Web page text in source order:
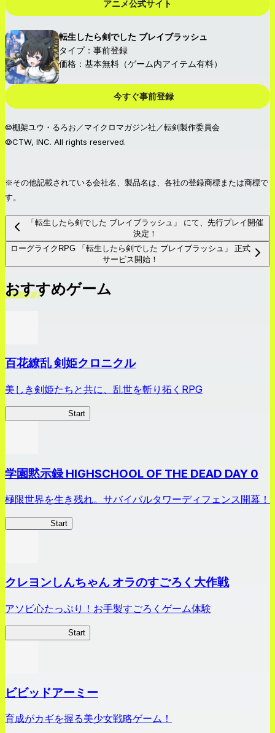
アニメ公式サイト
転生したら剣でした ブレイブラッシュ
タイプ：事前登録
価格：基本無料（ゲーム内アイテム有料）
今すぐ事前登録
©棚架ユウ・るろお／マイクロマガジン社／転剣製作委員会
©CTW, INC. All rights reserved.
※その他記載されている会社名、製品名は、各社の登録商標または商標で
す。
「転生したら剣でした ブレイブラッシュ」 にて、先行プレイ開催
決定！
ローグライクRPG 「転生したら剣でした ブレイブラッシュ」 正式
サービス開始！
おすすめゲーム
百花繚乱 剣姫クロニクル
美しき剣姫たちと共に、乱世を斬り拓くRPG
Start
学園黙示録 HIGHSCHOOL OF THE DEAD DAY 0
極限世界を生き残れ。サバイバルタワーディフェンス開幕！
Start
クレヨンしんちゃん オラのすごろく大作戦
アソビ心たっぷり！お手製すごろくゲーム体験
Start
ビビッドアーミー
育成がカギを握る美少女戦略ゲーム！